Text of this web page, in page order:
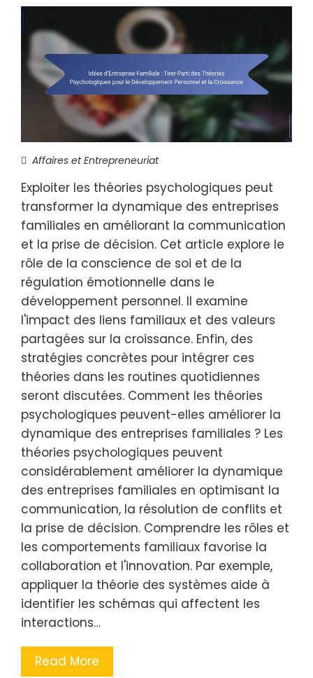
Affaires et Entrepreneuriat
Exploiter les théories psychologiques peut
transformer la dynamique des entreprises
familiales en améliorant la communication
et la prise de décision. Cet article explore le
rôle de la conscience de soi et de la
régulation émotionnelle dans le
développement personnel. Il examine
l'impact des liens familiaux et des valeurs
partagées sur la croissance. Enfin, des
stratégies concrètes pour intégrer ces
théories dans les routines quotidiennes
seront discutées. Comment les théories
psychologiques peuvent-elles améliorer la
dynamique des entreprises familiales ? Les
théories psychologiques peuvent
considérablement améliorer la dynamique
des entreprises familiales en optimisant la
communication, la résolution de conflits et
la prise de décision. Comprendre les rôles et
les comportements familiaux favorise la
collaboration et l'innovation. Par exemple,
appliquer la théorie des systèmes aide à
identifier les schémas qui affectent les
interactions…
Read More